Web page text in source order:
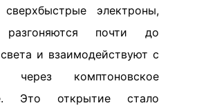
сверхбыстрые электроны,
разгоняются почти до
и взаимодействуют с
через комптоновское
Это открытие стало